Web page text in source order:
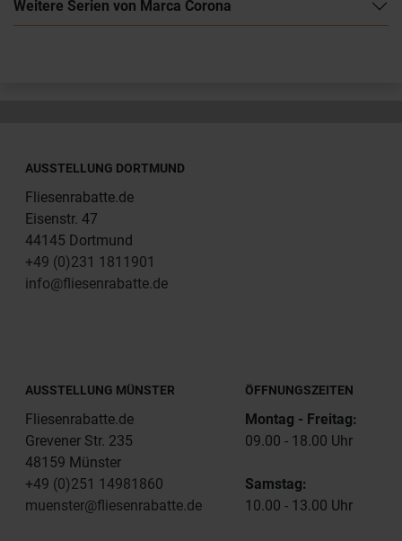
Weitere Serien von Marca Corona
AUSSTELLUNG DORTMUND
Fliesenrabatte.de
Eisenstr. 47
44145 Dortmund
+49 (0)231 1811901
info@fliesenrabatte.de
AUSSTELLUNG MÜNSTER
Fliesenrabatte.de
Grevener Str. 235
48159 Münster
+49 (0)251 14981860
muenster@fliesenrabatte.de
ÖFFNUNGSZEITEN
Montag - Freitag:
09.00 - 18.00 Uhr
Samstag:
10.00 - 13.00 Uhr